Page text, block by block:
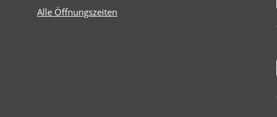
Alle Öffnungszeiten